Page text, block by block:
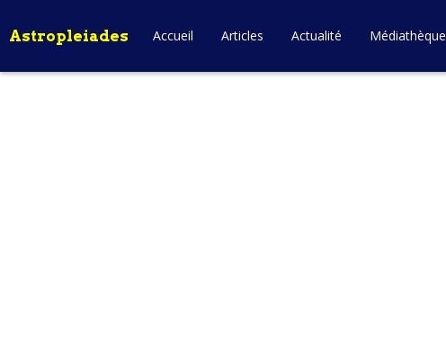
Astropleiades Accueil Articles Actualité Médiathèque